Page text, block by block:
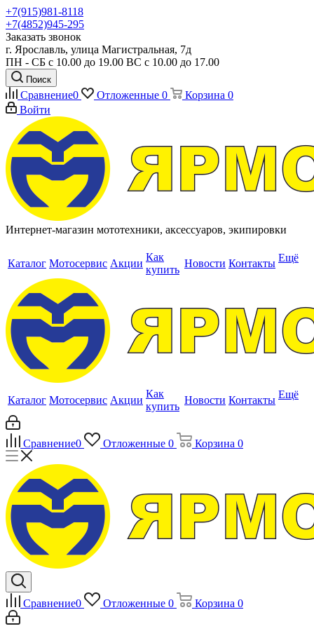
+7(915)981-8118
+7(4852)945-295
Заказать звонок
г. Ярославль, улица Магистральная, 7д
ПН - СБ с 10.00 до 19.00 ВС с 10.00 до 17.00
Поиск
Сравнение0 Отложенные 0 Корзина 0
Войти
Интернет-магазин мототехники, аксессуаров, экипировки
Каталог Мотосервис Акции
Как
купить
Новости Контакты Ещё
Каталог Мотосервис Акции
Как
купить
Новости Контакты Ещё
Сравнение0 Отложенные 0 Корзина 0
Сравнение0 Отложенные 0 Корзина 0